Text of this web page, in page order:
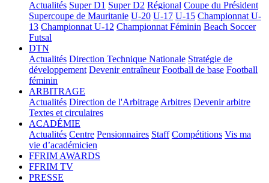
Actualités Super D1 Super D2 Régional Coupe du Président
Supercoupe de Mauritanie U-20 U-17 U-15 Championnat U-
13 Championnat U-12 Championnat Féminin Beach Soccer
Futsal
DTN
Actualités Direction Technique Nationale Stratégie de
développement Devenir entraîneur Football de base Football
féminin
ARBITRAGE
Actualités Direction de l'Arbitrage Arbitres Devenir arbitre
Textes et circulaires
ACADÉMIE
Actualités Centre Pensionnaires Staff Compétitions Vis ma
vie d’académicien
FFRIM AWARDS
FFRIM TV
PRESSE